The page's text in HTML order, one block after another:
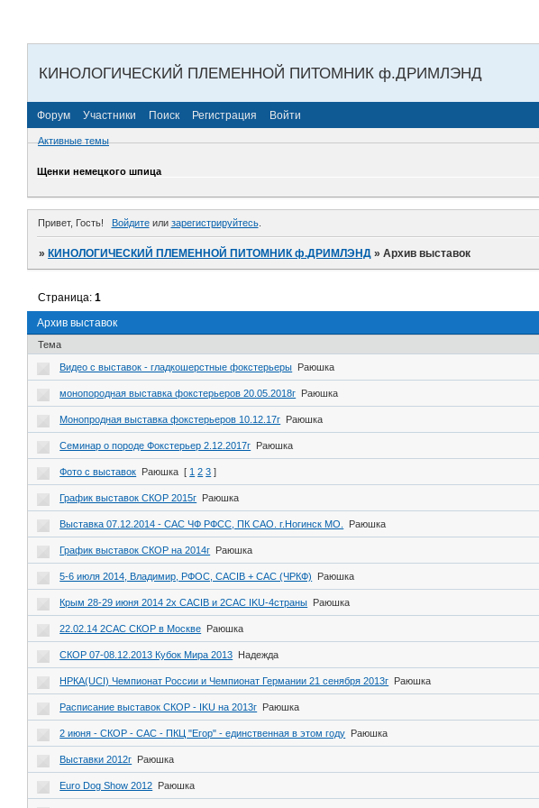
КИНОЛОГИЧЕСКИЙ ПЛЕМЕННОЙ ПИТОМНИК ф.ДРИМЛЭНД
Форум Участники Поиск Регистрация Войти
Активные темы
Щенки немецкого шпица
Привет, Гость! Войдитеили зарегистрируйтесь.
» КИНОЛОГИЧЕСКИЙ ПЛЕМЕННОЙ ПИТОМНИК ф.ДРИМЛЭНД »Архив выставок
Архив выставок
Страница:1
Тема
Видео с выставок - гладкошерстные фокстерьеры Раюшка
монопородная выставка фокстерьеров 20.05.2018г Раюшка
Монопродная выставка фокстерьеров 10.12.17г Раюшка
Семинар о породе Фокстерьер 2.12.2017г Раюшка
Фото с выставок Раюшка [ 1 2 3 ]
График выставок СКОР 2015г Раюшка
Выставка 07.12.2014 - САС ЧФ РФСС, ПК САО. г.Ногинск МО. Раюшка
График выставок СКОР на 2014г Раюшка
5-6 июля 2014, Владимир, РФОС, CACIB + CAC (ЧРКФ) Раюшка
Крым 28-29 июня 2014 2х CACIB и 2САС IKU-4страны Раюшка
22.02.14 2САС СКОР в Москве Раюшка
СКОР 07-08.12.2013 Кубок Мира 2013 Надежда
НРКА(UCI) Чемпионат России и Чемпионат Германии 21 сенября 2013г Раюшка
Расписание выставок СКОР - IKU на 2013г Раюшка
2 июня - СКОР - САС - ПКЦ "Егор" - единственная в этом году Раюшка
Выставки 2012г Раюшка
Euro Dog Show 2012 Раюшка